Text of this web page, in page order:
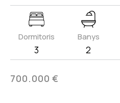
Dormitoris
3
Banys
2
700.000 €